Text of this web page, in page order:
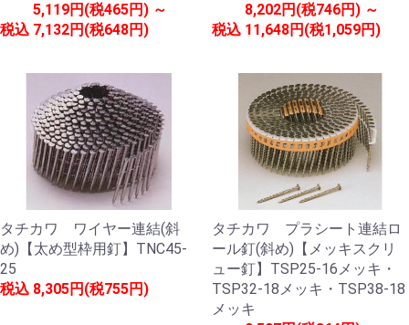
税込
5,119円(税465円) ～
7,132円(税648円)
税込
8,202円(税746円) ～
11,648円(税1,059円)
タチカワ ワイヤー連結(斜
め)【太め型枠用釘】TNC45-
25
税込 8,305円(税755円)
タチカワ プラシート連結ロ
ール釘(斜め)【メッキスクリ
ュー釘】TSP25-16メッキ・
TSP32-18メッキ・TSP38-18
メッキ